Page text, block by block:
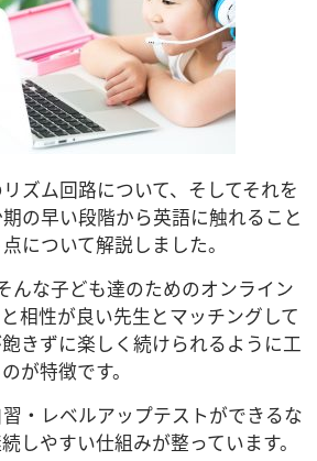
ズム回路について、そしてそれを
の早い段階から英語に触れること
について解説しました。
んな子ども達のためのオンライン
相性が良い先生とマッチングして
きずに楽しく続けられるように工
が特徴です。
・レベルアップテストができるな
しやすい仕組みが整っています。